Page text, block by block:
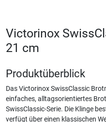
Victorinox
21 cm
Produktüberblick
Das Victorinox SwissClassic
einfaches, alltagsorientiertes
SwissClassic-Serie. Die Klinge
verfügt über einen klassischen